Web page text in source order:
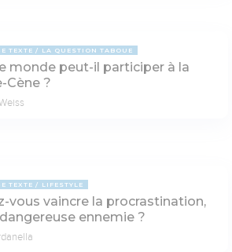
TEXTE LA QUESTION TABOUE
monde peut-il participer à la
Cène ?
TEXTE LIFESTYLE
vous vaincre la procrastination,
ennemie ?